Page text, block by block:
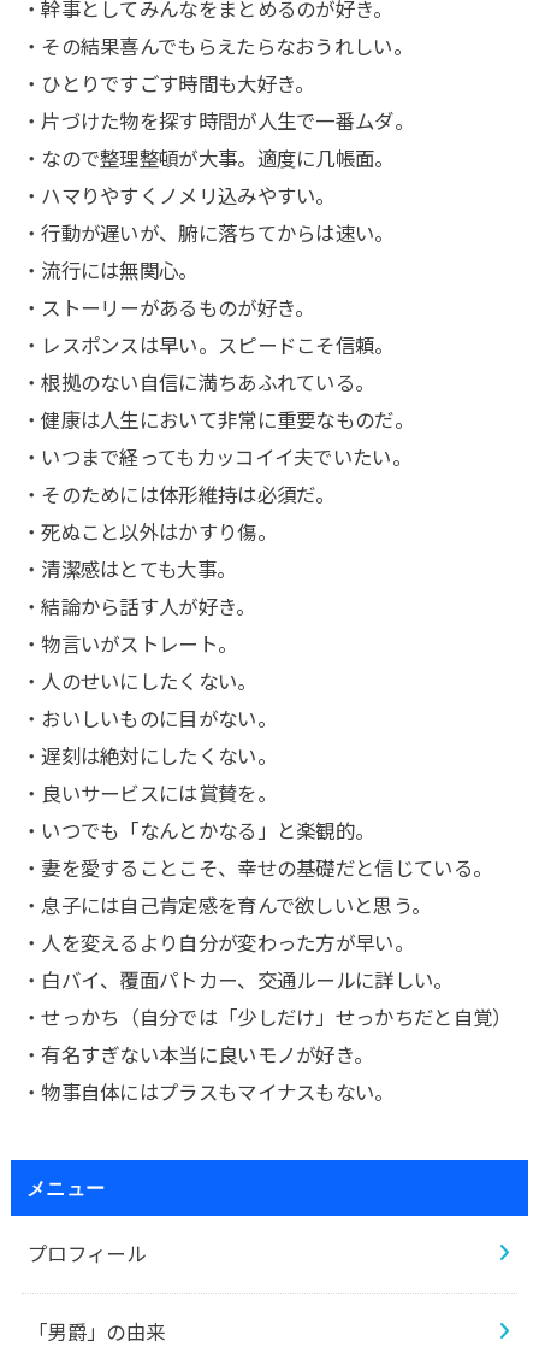
・幹事としてみんなをまとめるのが好き。
・その結果喜んでもらえたらなおうれしい。
・ひとりですごす時間も大好き。
・片づけた物を探す時間が人生で一番ムダ。
・なので整理整頓が大事。適度に几帳面。
・ハマりやすくノメリ込みやすい。
・行動が遅いが、腑に落ちてからは速い。
・流行には無関心。
・ストーリーがあるものが好き。
・レスポンスは早い。スピードこそ信頼。
・根拠のない自信に満ちあふれている。
・健康は人生において非常に重要なものだ。
・いつまで経ってもカッコイイ夫でいたい。
・そのためには体形維持は必須だ。
・死ぬこと以外はかすり傷。
・清潔感はとても大事。
・結論から話す人が好き。
・物言いがストレート。
・人のせいにしたくない。
・おいしいものに目がない。
・遅刻は絶対にしたくない。
・良いサービスには賞賛を。
・いつでも「なんとかなる」と楽観的。
・妻を愛することこそ、幸せの基礎だと信じている。
・息子には自己肯定感を育んで欲しいと思う。
・人を変えるより自分が変わった方が早い。
・白バイ、覆面パトカー、交通ルールに詳しい。
・せっかち（自分では「少しだけ」せっかちだと自覚）
・有名すぎない本当に良いモノが好き。
・物事自体にはプラスもマイナスもない。
メニュー
プロフィール
「男爵」の由来